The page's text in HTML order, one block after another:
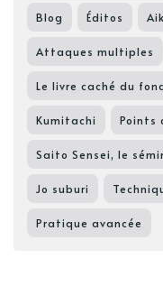
Blog Éditos
Attaques multiples
Le livre caché du
Kumitachi Points
Saito Sensei, le
Jo suburi
Pratique avancée